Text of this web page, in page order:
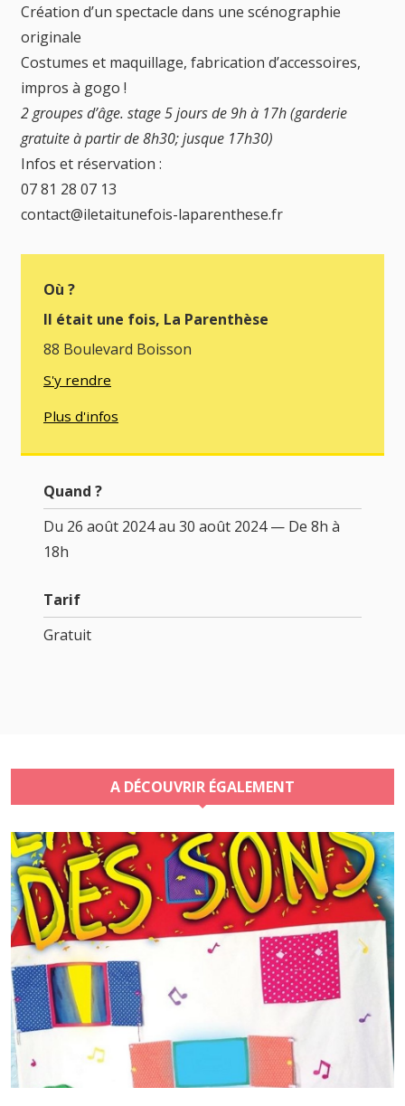
Création d’un spectacle dans une scénographie
originale
Costumes et maquillage, fabrication d’accessoires,
impros à gogo !
2 groupes d’âge. stage 5 jours de 9h à 17h (garderie
gratuite à partir de 8h30; jusque 17h30)
Infos et réservation :
07 81 28 07 13
contact@iletaitunefois-laparenthese.fr
Où ?
Il était une fois, La Parenthèse
88 Boulevard Boisson
S'y rendre
Plus d'infos
Quand ?
Du 26 août 2024 au 30 août 2024 — De 8h à
18h
Tarif
Gratuit
A DÉCOUVRIR ÉGALEMENT